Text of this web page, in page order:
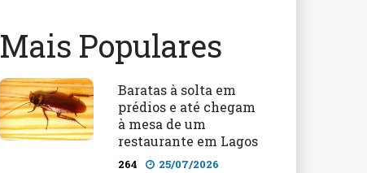
Mais Populares
Baratas à solta em
prédios e até chegam
à mesa de um
restaurante em Lagos
264 25/07/2026